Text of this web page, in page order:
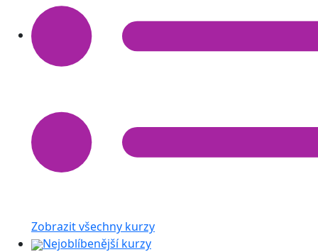
Zobrazit všechny kurzy
Nejoblíbenější kurzy